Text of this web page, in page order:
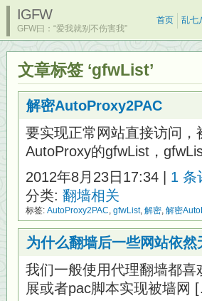
IGFW
GFW曰：“爱我就别不伤害我”
首页 乱七
文章标签 ‘gfwList’
解密AutoProxy2PAC
要实现正常网站直接访问
AutoProxy的gfwList，
2012年8月23日17:34 | 1 条
分类: 翻墙相关
标签: AutoProxy2PAC, gfwList, 解密, 解密
为什么翻墙后一些网站依
我们一般使用代理翻墙都
展或者pac脚本实现被墙网